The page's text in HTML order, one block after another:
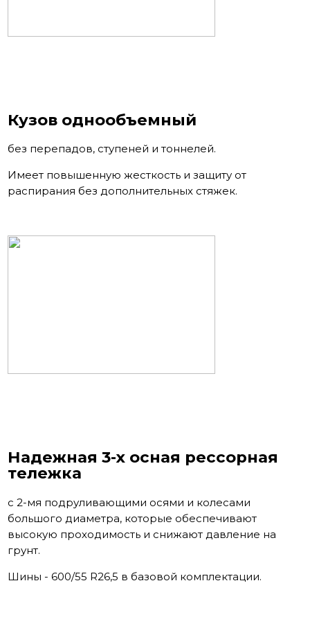
Кузов однообъемный
без перепадов, ступеней и тоннелей.
Имеет повышенную жесткость и защиту от
распирания без дополнительных стяжек.
Надежная 3-х осная рессорная
тележка
с 2-мя подруливающими осями и колесами
большого диаметра, которые обеспечивают
высокую проходимость и снижают давление на
грунт.
Шины - 600/55 R26,5 в базовой комплектации.